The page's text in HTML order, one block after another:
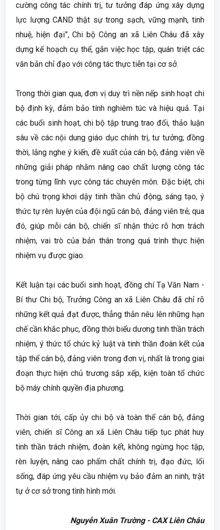
cường công tác chính trị, tư tưởng đáp ứng xây dựng
lực lượng CAND thật sự trong sạch, vững mạnh, tinh
nhuệ, hiện đại”, Chi bộ Công an xã Liên Châu đã xây
dựng kế hoạch cụ thể, gắn việc học tập, quán triệt các
văn bản chỉ đạo với công tác thực tiễn tại cơ sở.
Trong thời gian qua, đơn vị duy trì nền nếp sinh hoạt chi
bộ định kỳ, đảm bảo tính nghiêm túc và hiệu quả. Tại
các buổi sinh hoạt, chi bộ tập trung trao đổi, thảo luận
sâu về các nội dung giáo dục chính trị, tư tưởng; đồng
thời, lắng nghe ý kiến, đề xuất của cán bộ, đảng viên về
những giải pháp nhằm nâng cao chất lượng công tác
trong từng lĩnh vực công tác chuyên môn. Đặc biệt, chi
bộ chú trọng khơi dậy tinh thần chủ động, sáng tạo, ý
thức tự rèn luyện của đội ngũ cán bộ, đảng viên trẻ; qua
đó, giúp mỗi cán bộ, chiến sĩ nhận thức rõ hơn trách
nhiệm, vai trò của bản thân trong quá trình thực hiện
nhiệm vụ được giao.
Kết luận tại các buổi sinh hoạt, đồng chí Tạ Văn Nam -
Bí thư Chi bộ, Trưởng Công an xã Liên Châu đã chỉ rõ
những kết quả đạt được, thẳng thắn nêu lên những hạn
chế cần khắc phục, đồng thời biểu dương tinh thần trách
nhiệm, ý thức tổ chức kỷ luật và tinh thần đoàn kết của
tập thể cán bộ, đảng viên trong đơn vị, nhất là trong giai
đoạn thực hiện chủ trương sắp xếp, kiện toàn tổ chức
bộ máy chính quyền địa phương.
Thời gian tới, cấp ủy chi bộ và toàn thể cán bộ, đảng
viên, chiến sĩ Công an xã Liên Châu tiếp tục phát huy
tinh thần trách nhiệm, đoàn kết, không ngừng học tập,
rèn luyện, nâng cao phẩm chất chính trị, đạo đức, lối
sống, đáp ứng yêu cầu nhiệm vụ bảo đảm an ninh, trật
tự ở cơ sở trong tình hình mới.
Nguyễn Xuân Trường - CAX Liên Châu